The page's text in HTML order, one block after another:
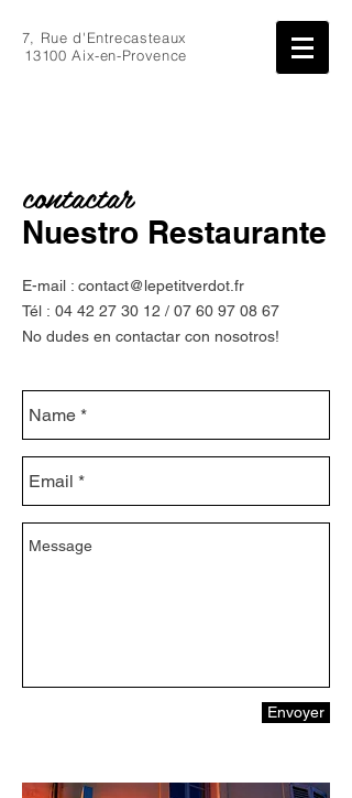
7, Rue d'Entrecasteaux
13100 Aix-en-Provence
contactar
Nuestro Restaurante
E-mail : contact@lepetitverdot.fr
Tél : 04 42 27 30 12 / 07 60 97 08 67
No dudes en contactar con nosotros!
Envoyer